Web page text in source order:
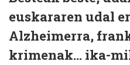
euskararen udal
Alzheimerra,
krimenak… ika-